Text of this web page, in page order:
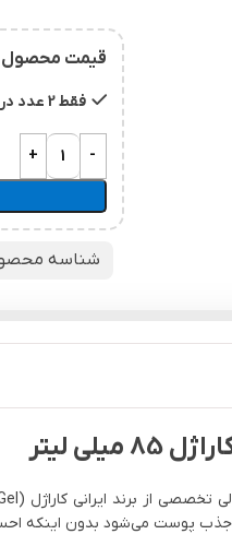
قیمت محصول
فقط 2 عدد در انبار موجود است
شناسه
لیتر
پوست می‌شود بدون اینکه